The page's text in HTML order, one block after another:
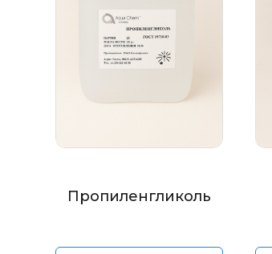
Пропиленгликоль